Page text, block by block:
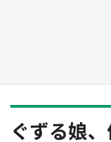
ぐずる娘